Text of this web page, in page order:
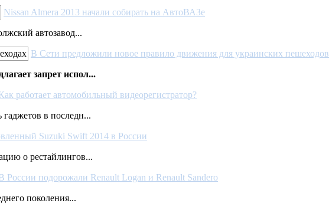
Nissan Almera 2013 начали собирать на АвтоВАЗе
автозавод...
В Сети предложили новое правило движения для украинских пешеходов
запрет испол...
работает автомобильный видеорегистратор?
в последн...
Suzuki Swift 2014 в России
о рестайлингов...
России подорожали Renault Logan и Renault Sandero
поколения...